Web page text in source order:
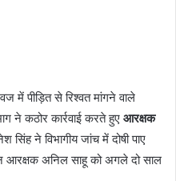
में पीड़ित से रिश्वत मांगने वाले
ने कठोर कार्रवाई करते हुए आरक्षक
ने विभागीय जांच में दोषी पाए
आरक्षक अनिल साहू को अगले दो साल